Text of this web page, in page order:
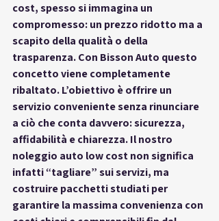
cost, spesso si immagina un
compromesso: un prezzo ridotto ma a
scapito della qualità o della
trasparenza. Con Bisson Auto questo
concetto viene completamente
ribaltato. L’obiettivo è offrire un
servizio conveniente senza rinunciare
a ciò che conta davvero: sicurezza,
affidabilità e chiarezza. Il nostro
noleggio auto low cost non significa
infatti “tagliare” sui servizi, ma
costruire pacchetti studiati per
garantire la massima convenienza con